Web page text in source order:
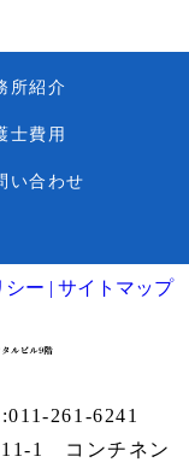
所紹介
士費用
い合わせ
ー | サイトマップ
261-6241
11-1
コンチネン